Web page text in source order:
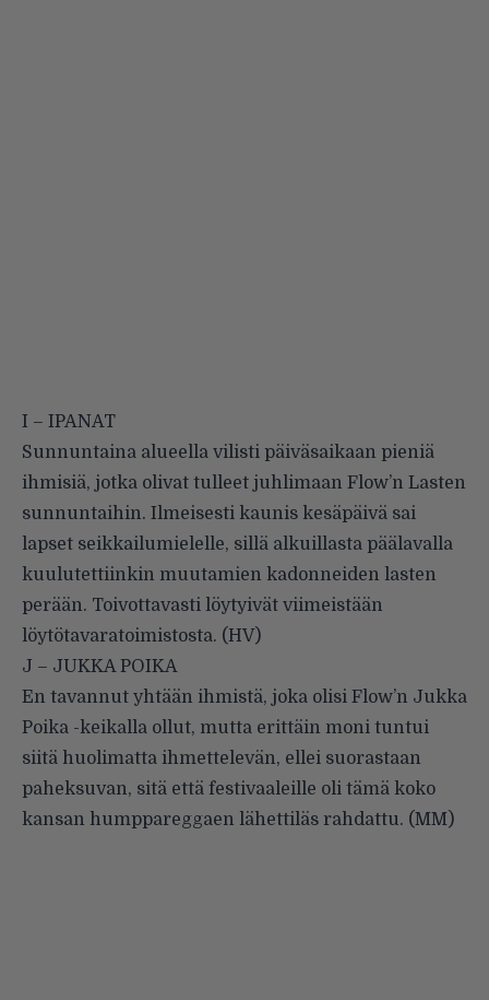
I – IPANAT
Sunnuntaina alueella vilisti päiväsaikaan pieniä
ihmisiä, jotka olivat tulleet juhlimaan Flow’n Lasten
sunnuntaihin. Ilmeisesti kaunis kesäpäivä sai
lapset seikkailumielelle, sillä alkuillasta päälavalla
kuulutettiinkin muutamien kadonneiden lasten
perään. Toivottavasti löytyivät viimeistään
löytötavaratoimistosta. (HV)
J – JUKKA POIKA
En tavannut yhtään ihmistä, joka olisi Flow’n Jukka
Poika -keikalla ollut, mutta erittäin moni tuntui
siitä huolimatta ihmettelevän, ellei suorastaan
paheksuvan, sitä että festivaaleille oli tämä koko
kansan humppareggaen lähettiläs rahdattu. (MM)